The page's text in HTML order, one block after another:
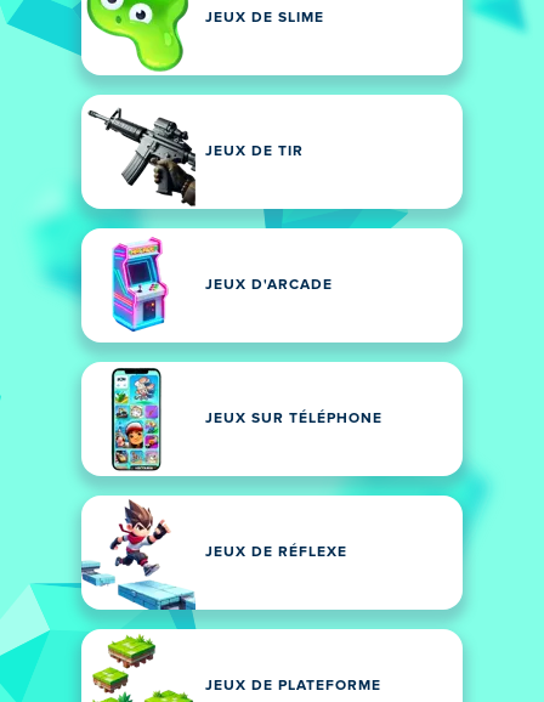
JEUX DE SLIME
JEUX DE TIR
JEUX D'ARCADE
JEUX SUR TÉLÉPHONE
JEUX DE RÉFLEXE
JEUX DE PLATEFORME